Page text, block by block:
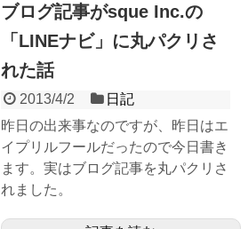
ブログ記事がsque Inc.の
「LINEナビ」に丸パクリさ
れた話
2013/4/2
日記
昨日の出来事なのですが、昨日はエ
イプリルフールだったので今日書き
ます。実はブログ記事を丸パクリさ
れました。